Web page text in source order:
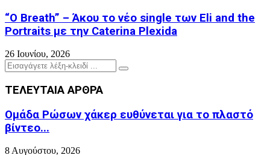
“O Breath” – Άκου το νέο single των Eli and the
Portraits με την Caterina Plexida
26 Ιουνίου, 2026
Search
for:
Search
ΤΕΛΕΥΤΑΙΑ ΑΡΘΡΑ
Ομάδα Ρώσων χάκερ ευθύνεται για το πλαστό
βίντεο...
8 Αυγούστου, 2026